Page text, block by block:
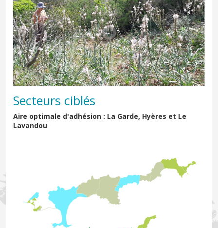
Secteurs ciblés
Aire optimale d'adhésion : La Garde, Hyères et Le
Lavandou